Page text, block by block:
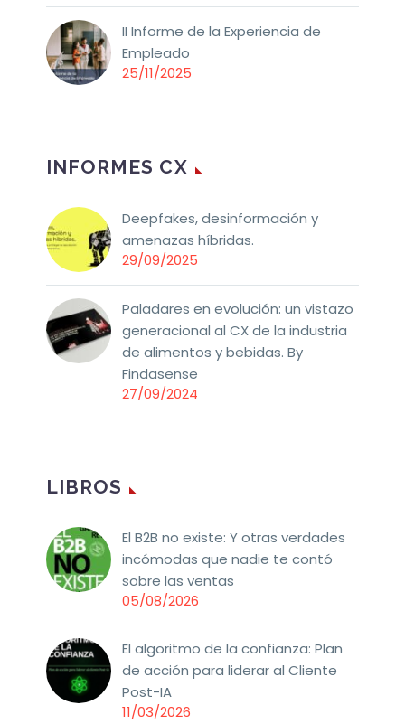
II Informe de la Experiencia de
Empleado
25/11/2025
INFORMES CX
Deepfakes, desinformación y
amenazas híbridas.
29/09/2025
Paladares en evolución: un vistazo
generacional al CX de la industria
de alimentos y bebidas. By
Findasense
27/09/2024
LIBROS
El B2B no existe: Y otras verdades
incómodas que nadie te contó
sobre las ventas
05/08/2026
El algoritmo de la confianza: Plan
de acción para liderar al Cliente
Post-IA
11/03/2026